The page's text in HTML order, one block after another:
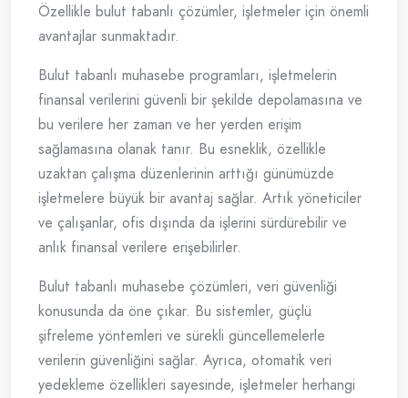
Özellikle bulut tabanlı çözümler, işletmeler için önemli
avantajlar sunmaktadır.
Bulut tabanlı muhasebe programları, işletmelerin
finansal verilerini güvenli bir şekilde depolamasına ve
bu verilere her zaman ve her yerden erişim
sağlamasına olanak tanır. Bu esneklik, özellikle
uzaktan çalışma düzenlerinin arttığı günümüzde
işletmelere büyük bir avantaj sağlar. Artık yöneticiler
ve çalışanlar, ofis dışında da işlerini sürdürebilir ve
anlık finansal verilere erişebilirler.
Bulut tabanlı muhasebe çözümleri, veri güvenliği
konusunda da öne çıkar. Bu sistemler, güçlü
şifreleme yöntemleri ve sürekli güncellemelerle
verilerin güvenliğini sağlar. Ayrıca, otomatik veri
yedekleme özellikleri sayesinde, işletmeler herhangi